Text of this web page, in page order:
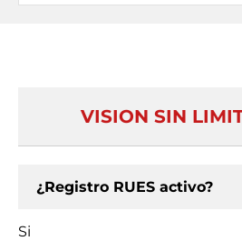
VISION SIN
¿Registro RUES activo?
Si